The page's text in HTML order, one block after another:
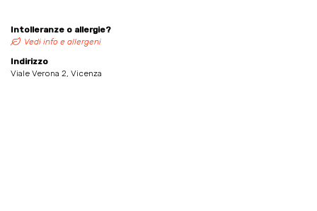
Intolleranze o allergie?
Vedi info e allergeni
Indirizzo
Viale Verona 2, Vicenza